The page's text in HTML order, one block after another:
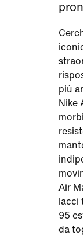
più
Nike
Air
lacci
95
da